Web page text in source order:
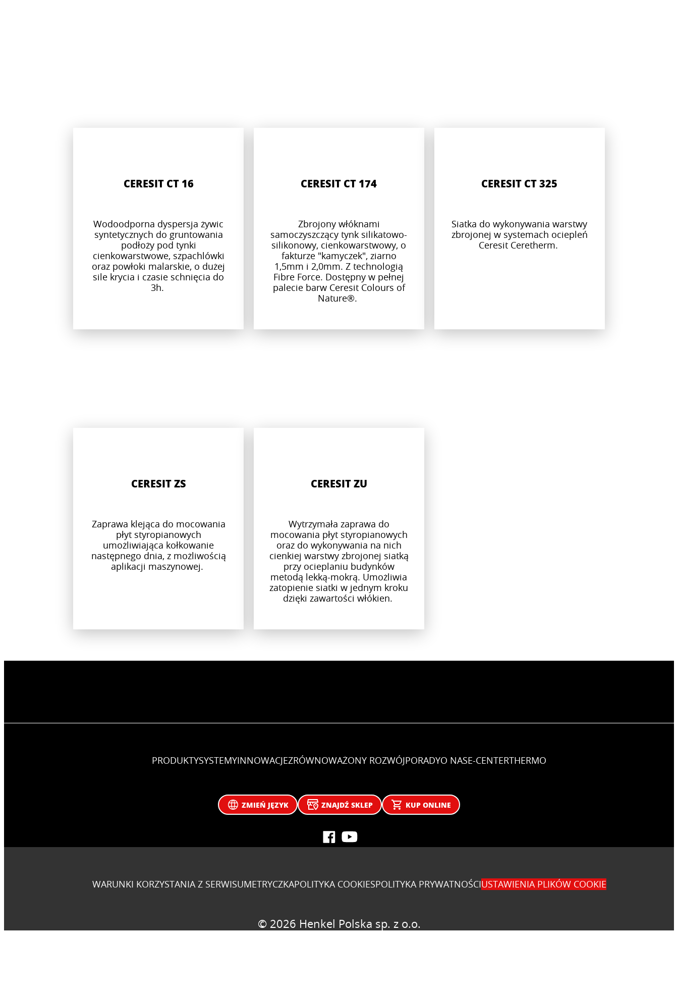
CERESIT CT 16
Wodoodporna dyspersja żywic
syntetycznych do gruntowania
podłoży pod tynki
cienkowarstwowe, szpachlówki
oraz powłoki malarskie, o dużej
sile krycia i czasie schnięcia do
3h.
CERESIT CT 174
Zbrojony włóknami
samoczyszczący tynk silikatowo-
silikonowy, cienkowarstwowy, o
fakturze "kamyczek", ziarno
1,5mm i 2,0mm. Z technologią
Fibre Force. Dostępny w pełnej
palecie barw Ceresit Colours of
Nature®.
CERESIT CT 325
Siatka do wykonywania warstwy
zbrojonej w systemach ociepleń
Ceresit Ceretherm.
CERESIT ZS
Zaprawa klejąca do mocowania
płyt styropianowych
umożliwiająca kołkowanie
następnego dnia, z możliwością
aplikacji maszynowej.
CERESIT ZU
Wytrzymała zaprawa do
mocowania płyt styropianowych
oraz do wykonywania na nich
cienkiej warstwy zbrojonej siatką
przy ocieplaniu budynków
metodą lekką-mokrą. Umożliwia
zatopienie siatki w jednym kroku
dzięki zawartości włókien.
PRODUKTYSYSTEMYINNOWACJEZRÓWNOWAŻONY ROZWÓJPORADYO NASE-CENTERTHERMO
ZMIEŃ JĘZYK ZNAJDŹ SKLEP KUP ONLINE
WARUNKI KORZYSTANIA Z SERWISUMETRYCZKAPOLITYKA COOKIESPOLITYKA PRYWATNOŚCIUSTAWIENIA PLIKÓW COOKIE
© 2026 Henkel Polska sp. z o.o.